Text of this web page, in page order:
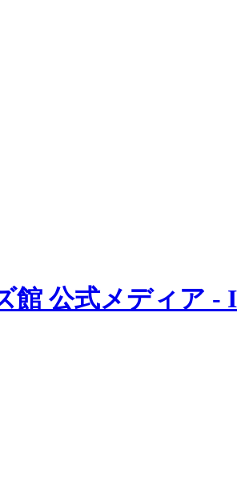
館 公式メディア -